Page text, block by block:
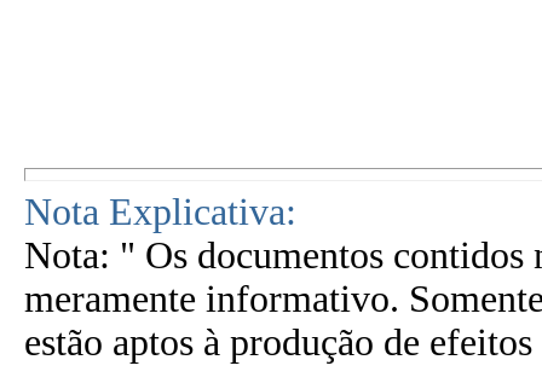
Nota Explicativa:
Nota: " Os documentos contidos
meramente informativo.
estão aptos à produção de